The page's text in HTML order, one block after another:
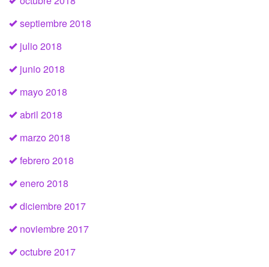
septiembre 2018
julio 2018
junio 2018
mayo 2018
abril 2018
marzo 2018
febrero 2018
enero 2018
diciembre 2017
noviembre 2017
octubre 2017